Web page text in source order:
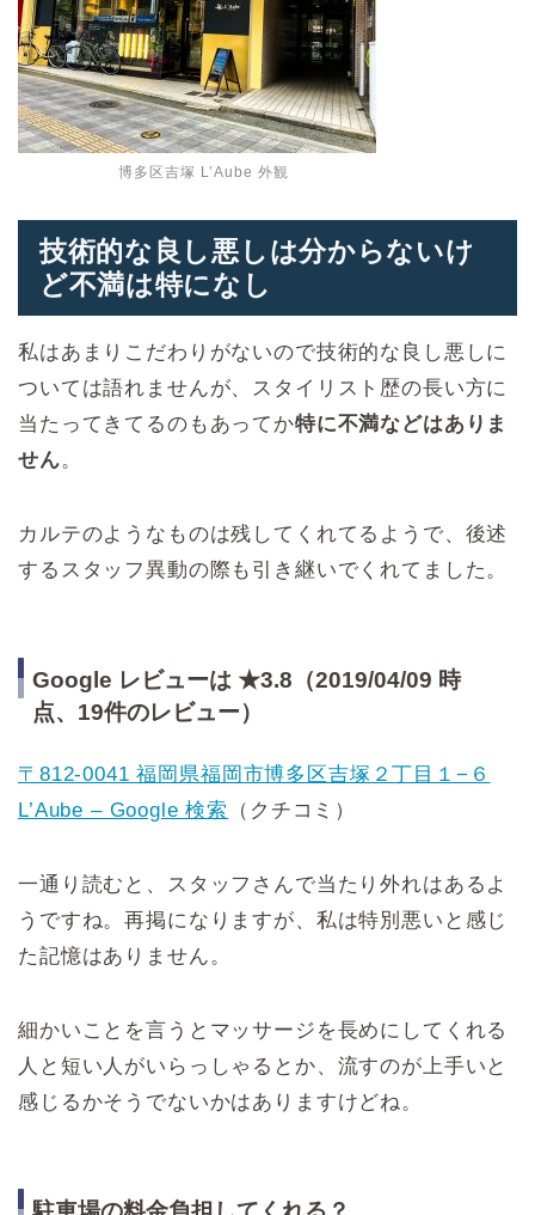
博多区吉塚 L’Aube 外観
技術的な良し悪しは分からないけ
ど不満は特になし
私はあまりこだわりがないので技術的な良し悪しに
ついては語れませんが、スタイリスト歴の長い方に
当たってきてるのもあってか特に不満などはありま
せん。
カルテのようなものは残してくれてるようで、後述
するスタッフ異動の際も引き継いでくれてました。
Google レビューは ★3.8（2019/04/09 時
点、19件のレビュー）
〒812-0041 福岡県福岡市博多区吉塚２丁目１−６
L’Aube – Google 検索
（クチコミ）
一通り読むと、スタッフさんで当たり外れはあるよ
うですね。再掲になりますが、私は特別悪いと感じ
た記憶はありません。
細かいことを言うとマッサージを長めにしてくれる
人と短い人がいらっしゃるとか、流すのが上手いと
感じるかそうでないかはありますけどね。